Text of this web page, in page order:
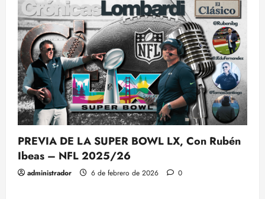
PREVIA DE LA SUPER BOWL LX, Con Rubén
Ibeas – NFL 2025/26
administrador 6 de febrero de 2026 0